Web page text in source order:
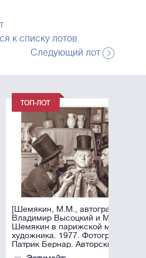
к списку лотов
Следующий лот
автограф]
и Михаил
мастерской
Фотограф -
Авторский ...